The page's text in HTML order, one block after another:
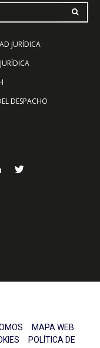
JURÍDICA
DESPACHO
MAPA WEB
POLÍTICA DE